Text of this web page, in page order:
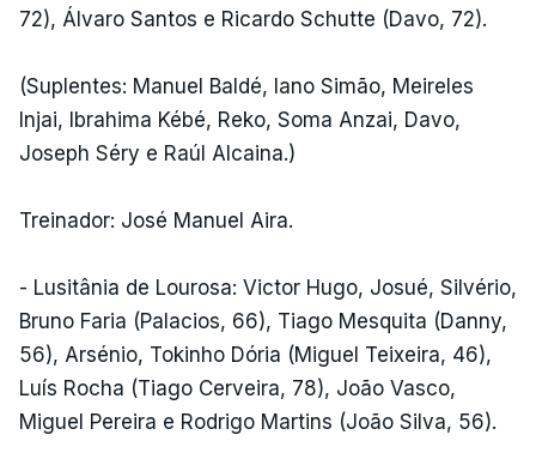
72), Álvaro Santos e Ricardo Schutte (Davo, 72).
(Suplentes: Manuel Baldé, Iano Simão, Meireles
Injai, Ibrahima Kébé, Reko, Soma Anzai, Davo,
Joseph Séry e Raúl Alcaina.)
Treinador: José Manuel Aira.
- Lusitânia de Lourosa: Victor Hugo, Josué, Silvério,
Bruno Faria (Palacios, 66), Tiago Mesquita (Danny,
56), Arsénio, Tokinho Dória (Miguel Teixeira, 46),
Luís Rocha (Tiago Cerveira, 78), João Vasco,
Miguel Pereira e Rodrigo Martins (João Silva, 56).